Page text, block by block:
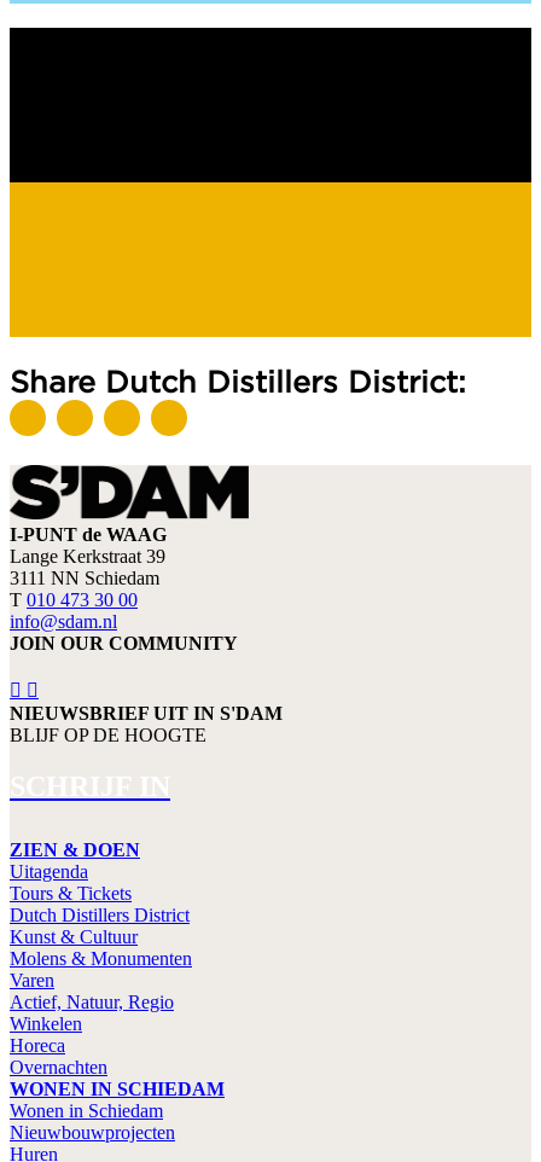
Share Dutch Distillers District:
I-PUNT de WAAG
Lange Kerkstraat 39
3111 NN Schiedam
T 010 473 30 00
info@sdam.nl
JOIN OUR COMMUNITY
NIEUWSBRIEF UIT IN S'DAM
BLIJF OP DE HOOGTE
SCHRIJF IN
ZIEN & DOEN
Uitagenda
Tours & Tickets
Dutch Distillers District
Kunst & Cultuur
Molens & Monumenten
Varen
Actief, Natuur, Regio
Winkelen
Horeca
Overnachten
WONEN IN SCHIEDAM
Wonen in Schiedam
Nieuwbouwprojecten
Huren